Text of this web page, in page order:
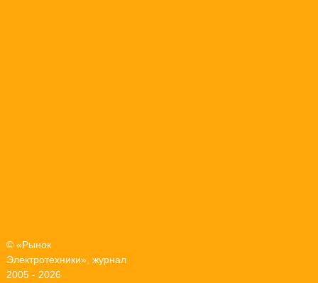
© «Рынок
Электротехники», журнал
2005 - 2026